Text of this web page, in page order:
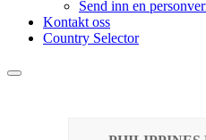
Send inn en
Kontakt oss
Country Selector